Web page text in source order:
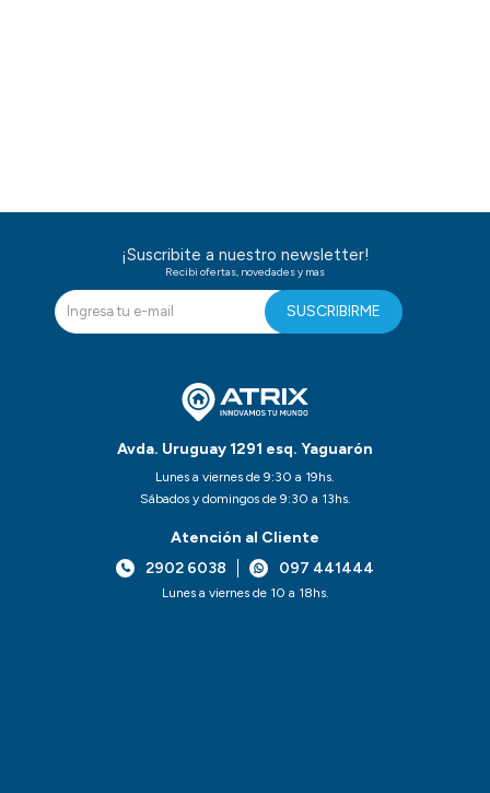
Avda. Uruguay 1291 esq. Yaguarón
Lunes a viernes de 9:30 a 19hs.
Sábados y domingos de 9:30 a 13hs.
Atención al Cliente
2902 6038
097 441444
Lunes a viernes de 10 a 18hs.
¡Suscribite a nuestro newsletter!
Recibi ofertas, novedades y mas
SUSCRIBIRME